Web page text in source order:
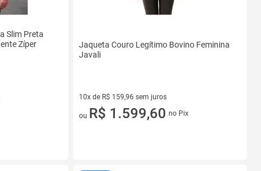
Slim Preta
Zíper
Jaqueta Couro Legítimo Bovino Feminina
Javali
10x de R$ 159,96 sem juros
10 vez de R$ 159,96 sem juros
ou R$ 1.599,60 no Pix